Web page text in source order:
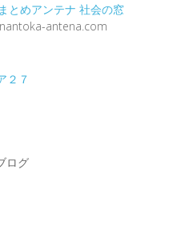
とめアンテナ 社会の窓
antena.com
ログ